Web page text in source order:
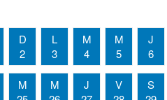
D
2
L
3
M
4
M
5
J
6
M
M
J
V
S